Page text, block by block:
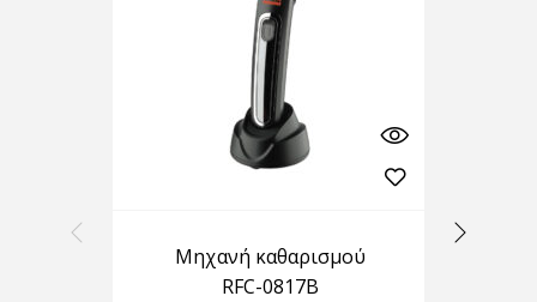
Μηχανή καθαρισμού
RFC-0817B